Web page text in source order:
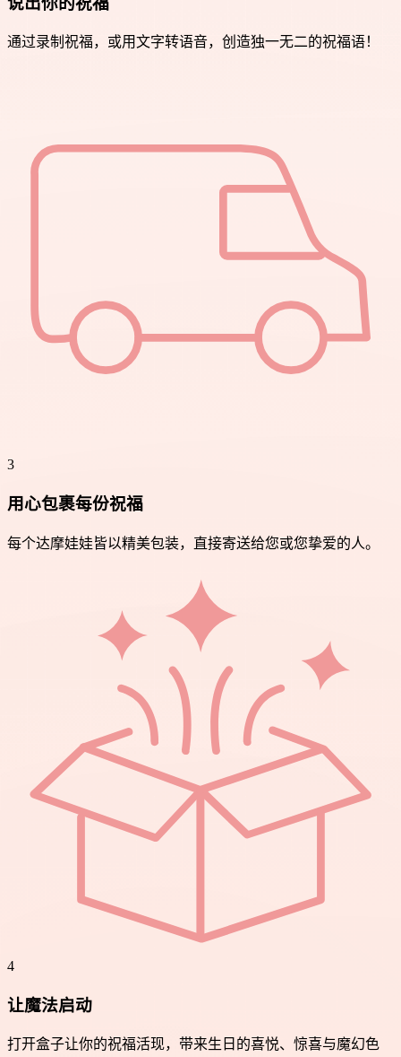
通过录制祝福，或用文字转语音，创造独一无二的祝福语！
3
用心包裹每份祝福
每个达摩娃娃皆以精美包装，直接寄送给您或您挚爱的人。
4
让魔法启动
打开盒子让你的祝福活现，带来生日的喜悦、惊喜与魔幻色